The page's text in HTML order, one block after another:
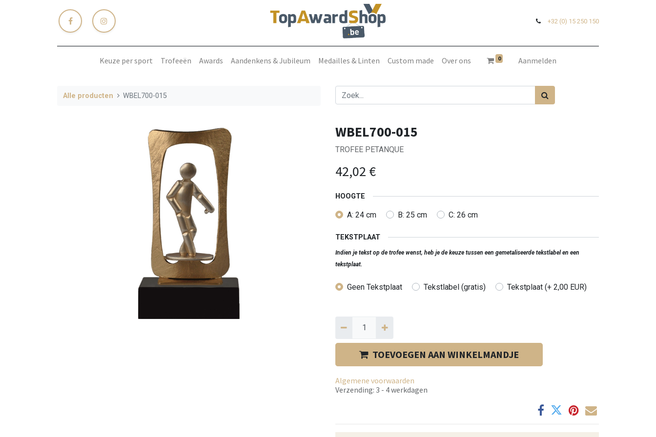
+32 (0) 15 250 150
Keuze per sport Trofeeën Awards Aandenkens & Jubileum Medailles & Linten Custom made Over ons 0 Aanmelden
Alle producten WBEL700-015
WBEL700-015
TROFEE PETANQUE
42,02 €
HOOGTE
A: 24 cm B: 25 cm C: 26 cm
TEKSTPLAAT
Indien je tekst op de trofee wenst, heb je de keuze tussen een gemetaliseerde tekstlabel en een
tekstplaat.
Geen Tekstplaat Tekstlabel (gratis) Tekstplaat (+ 2,00 EUR)
TOEVOEGEN AAN WINKELMANDJE
Algemene voorwaarden
Verzending: 3 - 4 werkdagen